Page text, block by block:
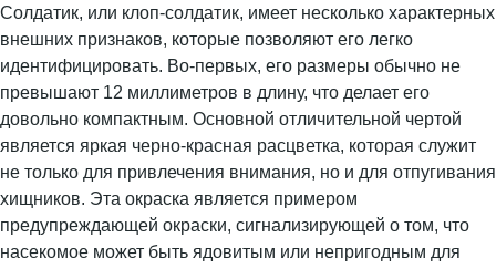
Солдатик, или клоп-солдатик, имеет несколько характерных
внешних признаков, которые позволяют его легко
идентифицировать. Во-первых, его размеры обычно не
превышают 12 миллиметров в длину, что делает его
довольно компактным. Основной отличительной чертой
является яркая черно-красная расцветка, которая служит
не только для привлечения внимания, но и для отпугивания
хищников. Эта окраска является примером
предупреждающей окраски, сигнализирующей о том, что
насекомое может быть ядовитым или непригодным для